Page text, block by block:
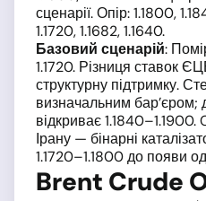
сценарії. Опір: 1.1800,
1.1720, 1.1682, 1.1640.
Базовий сценарій:
1.1720. Різниця ставок
структурну підтримку.
визначальним бар’єром;
відкриває
Ірану — бінарні
1.1720–1.1800 до появи
Brent Crude